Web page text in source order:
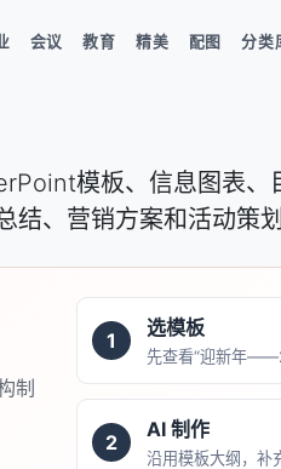
会议 教育 精美 配图 分类
模板、信息图表
、营销方案和活动策
制
1
选模板
先查看“迎新年
2
AI 制作
沿用模板大纲，补